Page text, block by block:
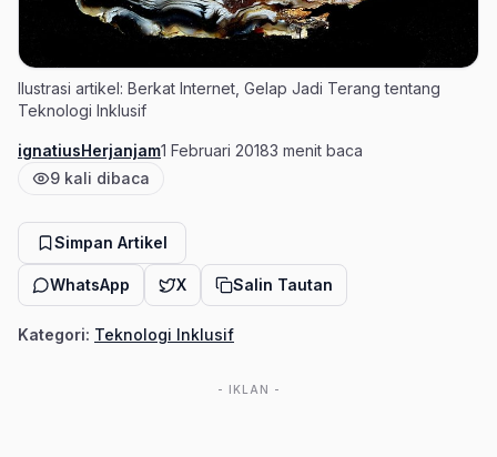
Ilustrasi artikel: Berkat Internet, Gelap Jadi Terang tentang
Teknologi Inklusif
Penulis
ignatiusHerjanjamTanggal terbit
1 Februari 2018Estimasi waktu baca
3 menit baca
Jumlah pembaca
9 kali dibaca
Simpan Artikel
WhatsApp X Salin Tautan
Kategori: Teknologi Inklusif
- IKLAN -